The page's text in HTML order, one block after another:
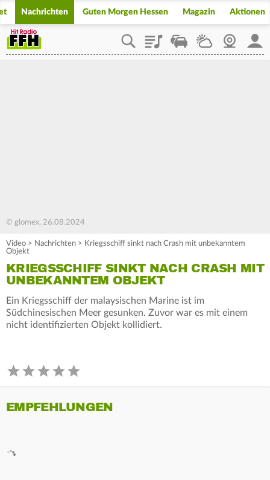
Nachrichten Guten Morgen Hessen Magazin Aktionen
PlaylistStaupilotWetterWebcam
© glomex, 26.08.2024
Video > Nachrichten > Kriegsschiff sinkt nach Crash mit unbekanntem
Objekt
KRIEGSSCHIFF SINKT NACH CRASH MIT
UNBEKANNTEM OBJEKT
Ein Kriegsschiff der malaysischen Marine ist im
Südchinesischen Meer gesunken. Zuvor war es mit einem
nicht identifizierten Objekt kollidiert.
EMPFEHLUNGEN